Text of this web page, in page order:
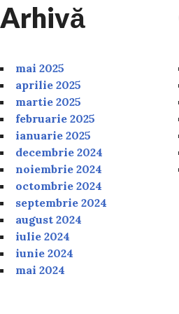
Arhivă
mai 2025
aprilie 2025
martie 2025
februarie 2025
ianuarie 2025
decembrie 2024
noiembrie 2024
octombrie 2024
septembrie 2024
august 2024
iulie 2024
iunie 2024
mai 2024